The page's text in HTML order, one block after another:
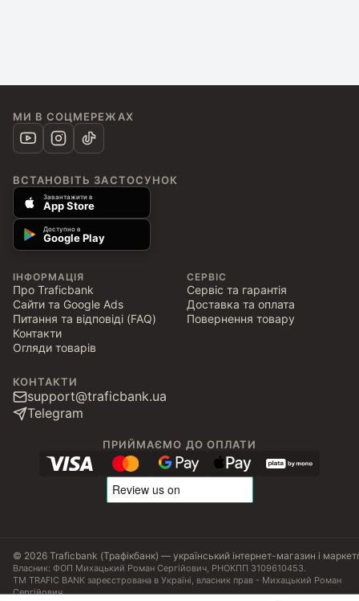
МИ В СОЦМЕРЕЖАХ
ВСТАНОВІТЬ ЗАСТОСУНОК
Завантажити в
App Store
Доступно в
Google Play
ІНФОРМАЦІЯ
Про Traficbank
Сайти та Google Ads
Питання та відповіді (FAQ)
Контакти
Огляди товарів
СЕРВІС
Сервіс та гарантія
Доставка та оплата
Повернення товару
КОНТАКТИ
support@traficbank.ua
Telegram
ПРИЙМАЄМО ДО ОПЛАТИ
© 2026 Traficbank (Трафікбанк) — український інтернет-магазин і
Власник: ФОП Михацький Роман Сергійович, РНОКПП 3109610453.
ТМ TRAFIC BANK зареєстрована в Україні, власник прав - Михацький Роман
Сергійович.